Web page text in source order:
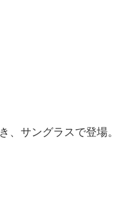
、サングラスで登場。